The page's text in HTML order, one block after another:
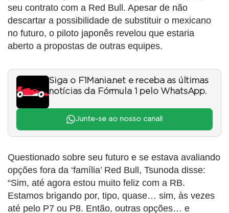
seu contrato com a Red Bull. Apesar de não
descartar a possibilidade de substituir o mexicano
no futuro, o piloto japonês revelou que estaria
aberto a propostas de outras equipes.
Siga o F1Mania.net e receba as últimas
notícias da Fórmula 1 pelo WhatsApp.
Junte-se ao nosso canal!
Questionado sobre seu futuro e se estava avaliando
opções fora da ‘família’ Red Bull, Tsunoda disse:
“Sim, até agora estou muito feliz com a RB.
Estamos brigando por, tipo, quase… sim, às vezes
até pelo P7 ou P8. Então, outras opções… e